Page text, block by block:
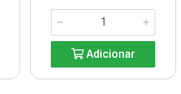
Adicionar